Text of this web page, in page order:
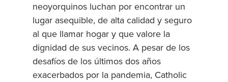
neoyorquinos luchan por encontrar un
lugar asequible, de alta calidad y seguro
al que llamar hogar y que valore la
dignidad de sus vecinos. A pesar de los
desafíos de los últimos dos años
exacerbados por la pandemia, Catholic